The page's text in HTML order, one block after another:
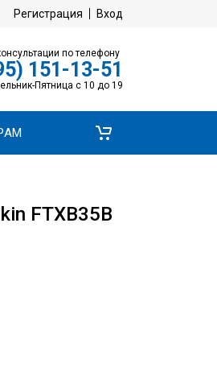
Регистрация Вход
по телефону
151-13-51
Пятница с 10 до 19
FTXB35B